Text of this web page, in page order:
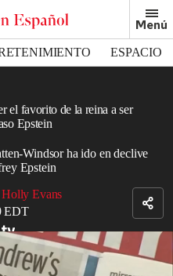
Menú
ESPACIO
el favorito de la reina a ser
Epstein
Windsor ha ido en declive
Epstein
Holly Evans
EDT
vínculos con Epstein a